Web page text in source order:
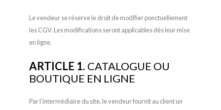
Le vendeur se réserve le droit de modifier ponctuellement
les CGV. Les modifications seront applicables dès leur mise
en ligne.
ARTICLE 1. CATALOGUE OU
BOUTIQUE EN LIGNE
Par l’intermédiaire du site, le vendeur fournit au client un